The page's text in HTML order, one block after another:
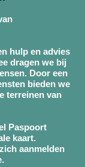
hulp en advies
dragen we bij
Door een
bieden we
terreinen van
Paspoort
kaart.
aanmelden